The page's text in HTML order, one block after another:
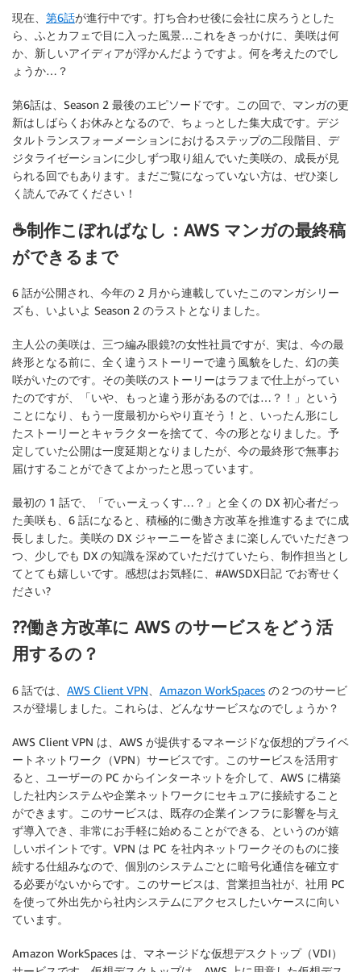
現在、 第6話が進行中です。打ち合わせ後に会社に戻ろうとした
ら、ふとカフェで目に入った風景…これをきっかけに、美咲は何
か、新しいアイディアが浮かんだようですよ。何を考えたのでし
ょうか…？
第6話は、Season 2 最後のエピソードです。この回で、マンガの更
新はしばらくお休みとなるので、ちょっとした集大成です。デジ
タルトランスフォーメーションにおけるステップの二段階目、デ
ジタライゼーションに少しずつ取り組んでいた美咲の、成長が見
られる回でもあります。まだご覧になっていない方は、ぜひ楽し
く読んでみてください！
☕制作こぼればなし：AWS マンガの最終稿
ができるまで
6 話が公開され、今年の 2 月から連載していたこのマンガシリー
ズも、いよいよ Season 2 のラストとなりました。
主人公の美咲は、三つ編み眼鏡?の女性社員ですが、実は、今の最
終形となる前に、全く違うストーリーで違う風貌をした、幻の美
咲がいたのです。その美咲のストーリーはラフまで仕上がってい
たのですが、「いや、もっと違う形があるのでは…？！」という
ことになり、もう一度最初からやり直そう！と、いったん形にし
たストーリーとキャラクターを捨てて、今の形となりました。予
定していた公開は一度延期となりましたが、今の最終形で無事お
届けすることができてよかったと思っています。
最初の 1 話で、「でぃーえっくす…？」と全くの DX 初心者だっ
た美咲も、6 話になると、積極的に働き方改革を推進するまでに成
長しました。美咲の DX ジャーニーを皆さまに楽しんでいただきつ
つ、少しでも DX の知識を深めていただけていたら、制作担当とし
てとても嬉しいです。感想はお気軽に、#AWSDX日記 でお寄せく
ださい?
??働き方改革に AWS のサービスをどう活
用するの？
6 話では、 AWS Client VPN Amazon WorkSpaces の２つのサービ
スが登場しました。これらは、どんなサービスなのでしょうか？
AWS Client VPN は、AWS が提供するマネージドな仮想的プライベ
ートネットワーク（VPN）サービスです。このサービスを活用す
ると、ユーザーの PC からインターネットを介して、AWS に構築
した社内システムや企業ネットワークにセキュアに接続すること
ができます。このサービスは、既存の企業インフラに影響を与え
ず導入でき、非常にお手軽に始めることができる、というのが嬉
しいポイントです。VPN は PC を社内ネットワークそのものに接
続する仕組みなので、個別のシステムごとに暗号化通信を確立す
る必要がないからです。このサービスは、営業担当社が、社用 PC
を使って外出先から社内システムにアクセスしたいケースに向い
ています。
Amazon WorkSpaces は、マネージドな仮想デスクトップ（VDI）